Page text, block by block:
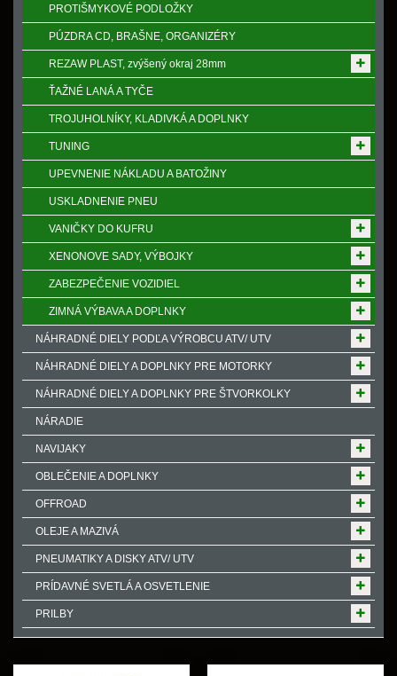
PROTIŠMYKOVÉ PODLOŽKY
PÚZDRA CD, BRAŠNE, ORGANIZÉRY
REZAW PLAST, zvýšený okraj 28mm
ŤAŽNÉ LANÁ A TYČE
TROJUHOLNÍKY, KLADIVKÁ A DOPLNKY
TUNING
UPEVNENIE NÁKLADU A BATOŽINY
USKLADNENIE PNEU
VANIČKY DO KUFRU
XENONOVE SADY, VÝBOJKY
ZABEZPEČENIE VOZIDIEL
ZIMNÁ VÝBAVA A DOPLNKY
NÁHRADNÉ DIELY PODĽA VÝROBCU ATV/ UTV
NÁHRADNÉ DIELY A DOPLNKY PRE MOTORKY
NÁHRADNÉ DIELY A DOPLNKY PRE ŠTVORKOLKY
NÁRADIE
NAVIJAKY
OBLEČENIE A DOPLNKY
OFFROAD
OLEJE A MAZIVÁ
PNEUMATIKY A DISKY ATV/ UTV
PRÍDAVNÉ SVETLÁ A OSVETLENIE
PRILBY